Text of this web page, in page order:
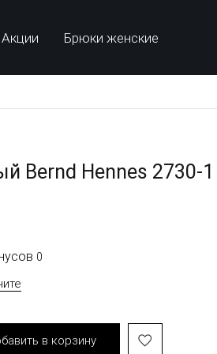
Акции Брюки женские
Bernd Hennes 2730-1
0
в корзину